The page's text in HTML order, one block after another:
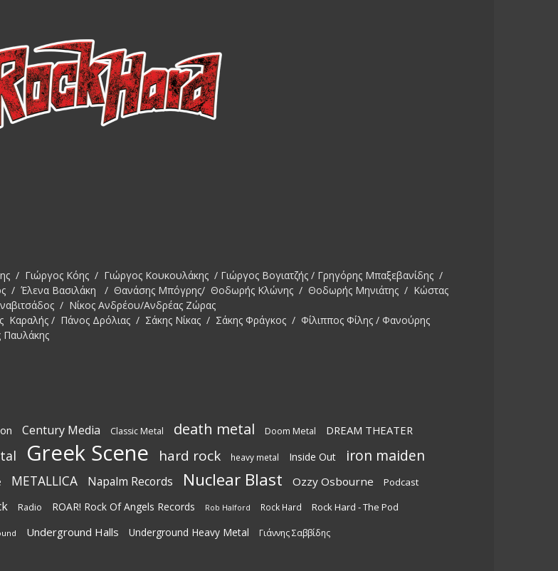
/ Γιώργος Κόης / Γιώργος Κουκουλάκης / Γιώργος Βογιατζής / Γρηγόρης Μπαξεβανίδης /
/ Έλενα Βασιλάκη / Θανάσης Μπόγρης/ Θοδωρής Κλώνης / Θοδωρής Μηνιάτης / Κώστας
/ Νίκος Ανδρέου/Ανδρέας Ζώρας
/ Πάνος Δρόλιας / Σάκης Νίκας / Σάκης Φράγκος / Φίλιππος Φίλης / Φανούρης
Century Media Classic Metal death metal Doom Metal DREAM THEATER
Greek Scene hard rock heavy metal Inside Out iron maiden
METALLICA Napalm Records Nuclear Blast Ozzy Osbourne Podcast
Radio ROAR! Rock Of Angels Records Rob Halford Rock Hard Rock Hard - The Pod
Underground Halls Underground Heavy Metal Γιάννης Σαββίδης